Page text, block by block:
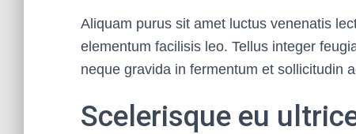
Aliquam purus sit amet luctus venenatis
elementum facilisis leo. Tellus integer
neque gravida in fermentum et sollicitudin
Scelerisque eu